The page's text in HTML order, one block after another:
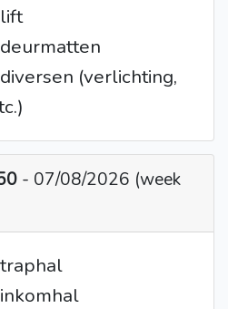
(verlichting,
- 07/08/2026 (week